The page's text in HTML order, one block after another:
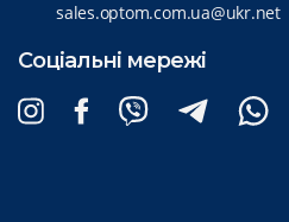
sales.optom.com.ua@ukr.net
Соціальні мережі